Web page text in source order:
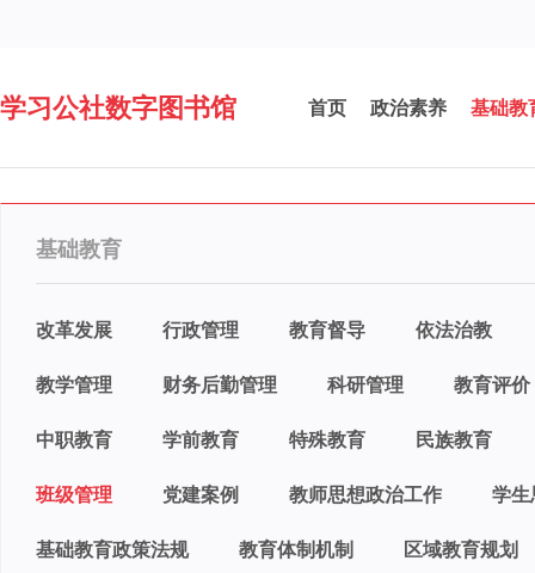
学习公社数字图书馆 首页 政治素养 基础教
基础教育
改革发展 行政管理 教育督导 依法治教
教学管理 财务后勤管理 科研管理 教育评价
中职教育 学前教育 特殊教育 民族教育
班级管理 党建案例 教师思想政治工作 学
基础教育政策法规 教育体制机制 区域教育规划